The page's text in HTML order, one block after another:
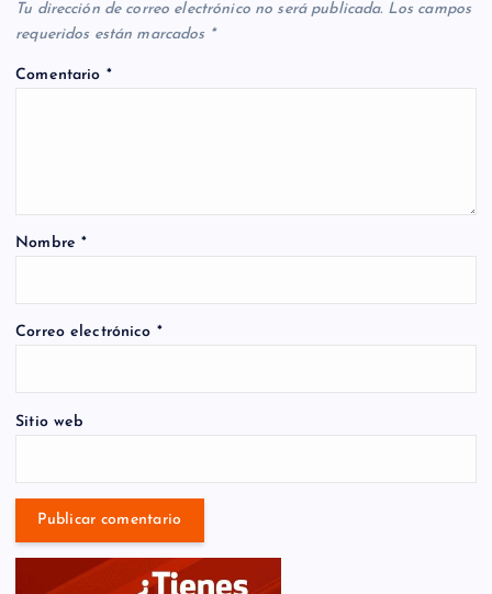
Tu dirección de correo electrónico no será publicada. Los campos
requeridos están marcados *
Comentario *
Nombre*
Correo electrónico *
Sitio web